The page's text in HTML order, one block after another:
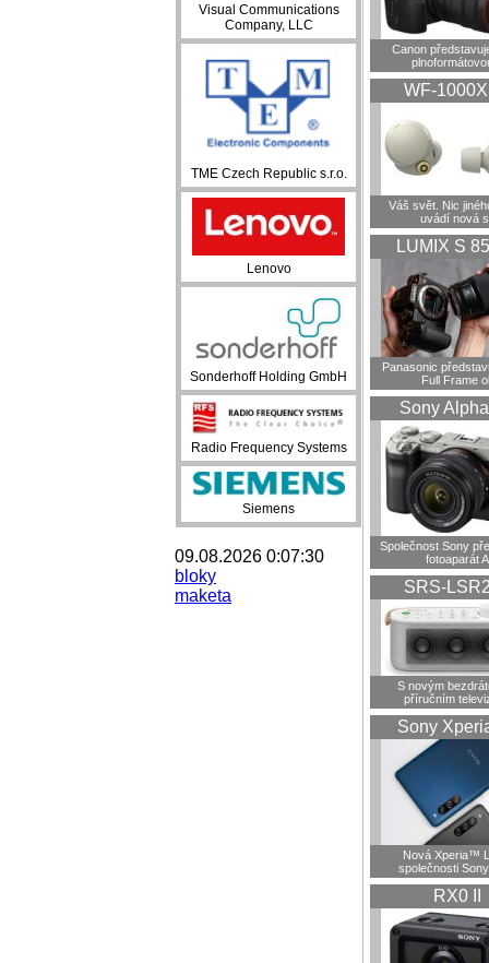
Visual Communications
Company, LLC
TME Czech Republic s.r.o.
Lenovo
Sonderhoff Holding GmbH
Radio Frequency Systems
Siemens
09.08.2026 0:07:30
bloky
maketa
Canon
WF-
Váš svět. Nic
uvádí nová
LUMIX S
Panasonic
Full Frame
Sony
Společnost Sony
fotoaparát A
SRS-
S novým
příručním
Sony
Nová Xperia™
společnosti
RX0 II